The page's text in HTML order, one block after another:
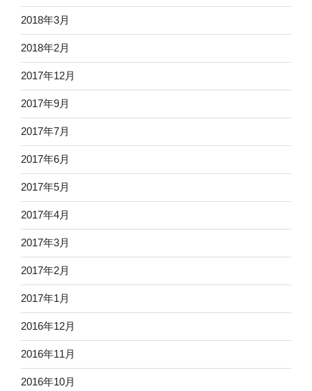
2018年3月
2018年2月
2017年12月
2017年9月
2017年7月
2017年6月
2017年5月
2017年4月
2017年3月
2017年2月
2017年1月
2016年12月
2016年11月
2016年10月